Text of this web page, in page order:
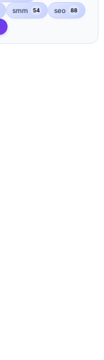
smm 54 seo 88